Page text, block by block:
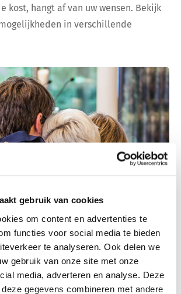
gebruik van cookies
om content en advertenties te
functies voor social media te bieden
te analyseren. Ook delen we
gebruik van onze site met onze
media, adverteren en analyse. Deze
gegevens combineren met andere
kost, hangt af van uw wensen. Bekijk
in verschillende
crematie
crematie
begrafenis